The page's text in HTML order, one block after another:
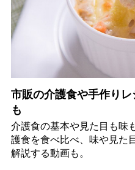
市販の介護食や手作り
も
介護食の基本や見た目も味
護食を食べ比べ、味や見た
解説する動画も。